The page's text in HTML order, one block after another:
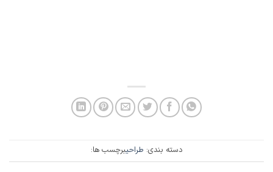
دسته بندی: طراحیبرچسب ها: